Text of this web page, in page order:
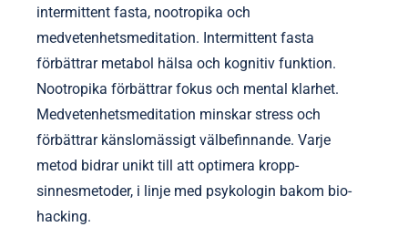
intermittent fasta, nootropika och
medvetenhetsmeditation. Intermittent fasta
förbättrar metabol hälsa och kognitiv funktion.
Nootropika förbättrar fokus och mental klarhet.
Medvetenhetsmeditation minskar stress och
förbättrar känslomässigt välbefinnande. Varje
metod bidrar unikt till att optimera kropp-
sinnesmetoder, i linje med psykologin bakom bio-
hacking.